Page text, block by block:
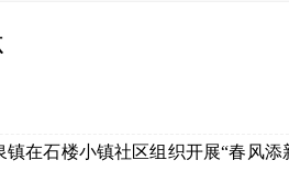
镇在石楼小镇社区组织开展“春风添